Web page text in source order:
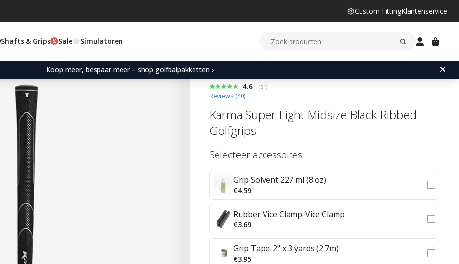
Custom FittingKlantenservice
Shafts & Grips Sale Simulatoren
Koop meer, bespaar meer – shop golfbalpakketten ›
Gemiddelde beoordeling:
4.6 (aantal stemmen:
51)
Reviews (40)
Karma Super Light Midsize Black Ribbed
Golfgrips
Selecteer accessoires
Grip Solvent 227 ml (8 oz)
€4.59
Rubber Vice Clamp-Vice Clamp
€3.69
Grip Tape-2" x 3 yards (2.7m)
€3.95